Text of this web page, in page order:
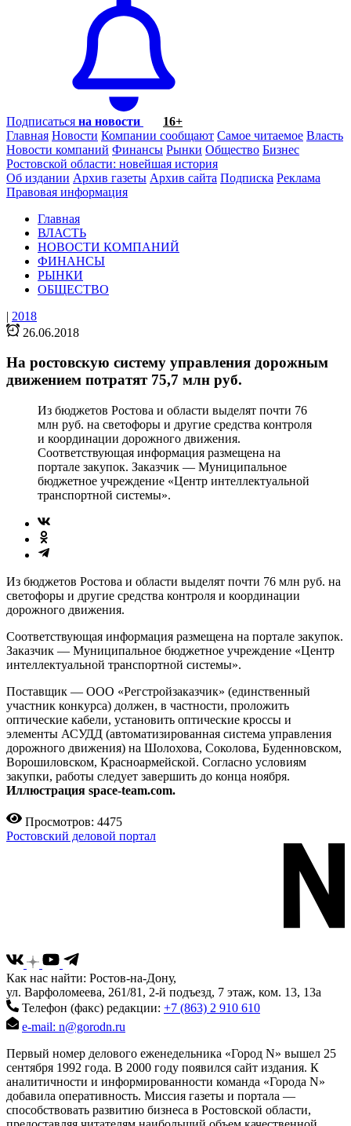
Подписаться на новости
16+
Главная Новости Компании сообщают Самое читаемое Власть
Новости компаний Финансы Рынки Общество Бизнес
Ростовской области: новейшая история
Об издании Архив газеты Архив сайта Подписка Реклама
Правовая информация
Главная
ВЛАСТЬ
НОВОСТИ КОМПАНИЙ
ФИНАНСЫ
РЫНКИ
ОБЩЕСТВО
| 2018
26.06.2018
На ростовскую систему управления дорожным
движением потратят 75,7 млн руб.
Из бюджетов Ростова и области выделят почти 76
млн руб. на светофоры и другие средства контроля
и координации дорожного движения.
Соответствующая информация размещена на
портале закупок. Заказчик — Муниципальное
бюджетное учреждение «Центр интеллектуальной
транспортной системы».
Из бюджетов Ростова и области выделят почти 76 млн руб. на
светофоры и другие средства контроля и координации
дорожного движения.
Соответствующая информация размещена на портале закупок.
Заказчик — Муниципальное бюджетное учреждение «Центр
интеллектуальной транспортной системы».
Поставщик — ООО «Регстройзаказчик» (единственный
участник конкурса) должен, в частности, проложить
оптические кабели, установить оптические кроссы и
элементы АСУДД (автоматизированная система управления
дорожного движения) на Шолохова, Соколова, Буденновском,
Ворошиловском, Красноармейской. Согласно условиям
закупки, работы следует завершить до конца ноября.
Иллюстрация space-team.com.
Просмотров: 4475
Ростовский деловой портал
Как нас найти: Ростов-на-Дону,
ул. Варфоломеева, 261/81, 2-й подъезд, 7 этаж, ком. 13, 13а
Телефон (факс) редакции: +7 (863) 2 910 610
e-mail: n@gorodn.ru
Первый номер делового еженедельника «Город N» вышел 25
сентября 1992 года. В 2000 году появился сайт издания. К
аналитичности и информированности команда «Города N»
добавила оперативность. Миссия газеты и портала —
способствовать развитию бизнеса в Ростовской области,